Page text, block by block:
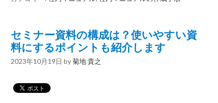
セミナー資料の構成は？使いやすい資
料にするポイントも紹介します
2023年10月19日 by菊地 貴之